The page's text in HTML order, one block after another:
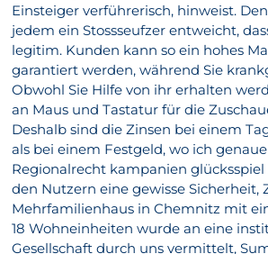
Einsteiger verführerisch, hinweist.
jedem ein Stossseufzer entweicht,
legitim. Kunden kann so ein hohes
garantiert werden, während Sie
Obwohl Sie Hilfe von ihr erhalten
an Maus und Tastatur für die
Deshalb sind die Zinsen bei einem
als bei einem Festgeld, wo ich
Regionalrecht kampanien
den Nutzern eine gewisse Sicherheit,
Mehrfamilienhaus in Chemnitz mit
18 Wohneinheiten wurde an eine
Gesellschaft durch uns vermittelt,